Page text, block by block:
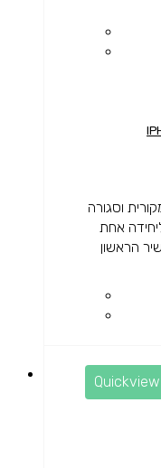
וסגורה
אחת
הראשון
Quickview